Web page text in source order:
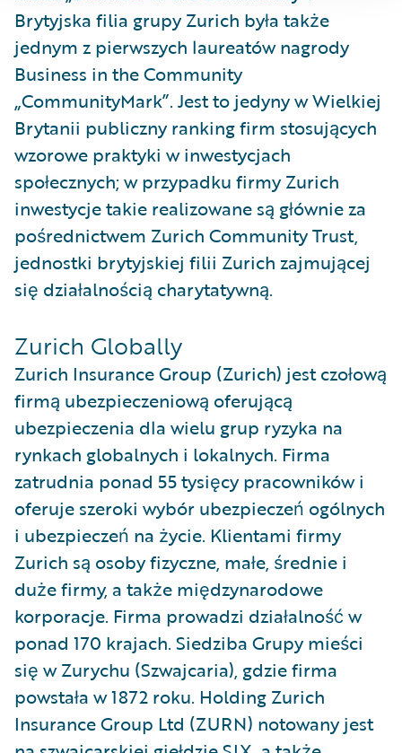
Brytyjska filia grupy Zurich była także
jednym z pierwszych laureatów nagrody
Business in the Community
„CommunityMark”. Jest to jedyny w Wielkiej
Brytanii publiczny ranking firm stosujących
wzorowe praktyki w inwestycjach
społecznych; w przypadku firmy Zurich
inwestycje takie realizowane są głównie za
pośrednictwem Zurich Community Trust,
jednostki brytyjskiej filii Zurich zajmującej
się działalnością charytatywną.
Zurich Globally
Zurich Insurance Group (Zurich) jest czołową
firmą ubezpieczeniową oferującą
ubezpieczenia dla wielu grup ryzyka na
rynkach globalnych i lokalnych. Firma
zatrudnia ponad 55 tysięcy pracowników i
oferuje szeroki wybór ubezpieczeń ogólnych
i ubezpieczeń na życie. Klientami firmy
Zurich są osoby fizyczne, małe, średnie i
duże firmy, a także międzynarodowe
korporacje. Firma prowadzi działalność w
ponad 170 krajach. Siedziba Grupy mieści
się w Zurychu (Szwajcaria), gdzie firma
powstała w 1872 roku. Holding Zurich
Insurance Group Ltd (ZURN) notowany jest